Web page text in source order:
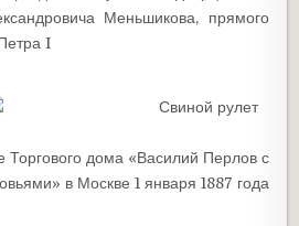
Меньшикова, прямого
I
Торгового дома «Василий Перлов с
в Москве 1 января 1887 года